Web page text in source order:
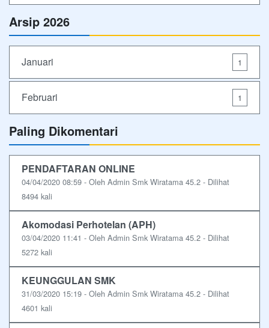
Arsip 2026
Januari 1
Februari 1
Paling Dikomentari
PENDAFTARAN ONLINE
04/04/2020 08:59 - Oleh Admin Smk Wiratama 45.2 - Dilihat
8494 kali
Akomodasi Perhotelan (APH)
03/04/2020 11:41 - Oleh Admin Smk Wiratama 45.2 - Dilihat
5272 kali
KEUNGGULAN SMK
31/03/2020 15:19 - Oleh Admin Smk Wiratama 45.2 - Dilihat
4601 kali